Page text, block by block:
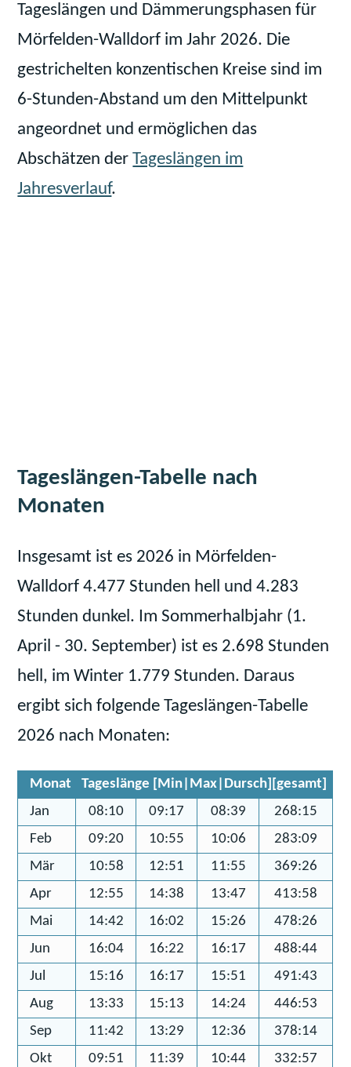
Tageslängen und Dämmerungsphasen für
Mörfelden-Walldorf im Jahr 2026. Die
gestrichelten konzentischen Kreise sind im
6-Stunden-Abstand um den Mittelpunkt
angeordnet und ermöglichen das
Abschätzen derTageslängen im
Jahresverlauf.
Tageslängen-Tabelle nach
Monaten
Insgesamt ist es 2026 in Mörfelden-
Walldorf 4.477 Stunden hell und 4.283
Stunden dunkel. Im Sommerhalbjahr (1.
April - 30. September) ist es 2.698 Stunden
hell, im Winter 1.779 Stunden. Daraus
ergibt sich folgende Tageslängen-Tabelle
2026 nach Monaten:
Monat
Tageslänge [Min|Max|Dursch][gesamt]
Jan
08:10 09:17 08:39
268:15
Feb
09:20 10:55 10:06
283:09
Mär
10:58 12:51 11:55
369:26
Apr
12:55 14:38 13:47
413:58
Mai
14:42 16:02 15:26
478:26
Jun
16:04 16:22 16:17
488:44
Jul
15:16 16:17 15:51
491:43
Aug
13:33 15:13 14:24
446:53
Sep
11:42 13:29 12:36
378:14
Okt
09:51 11:39 10:44
332:57